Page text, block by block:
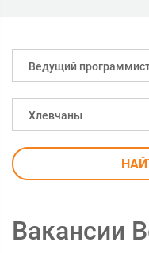
Ведущий
Хлевчаны
Вакансии